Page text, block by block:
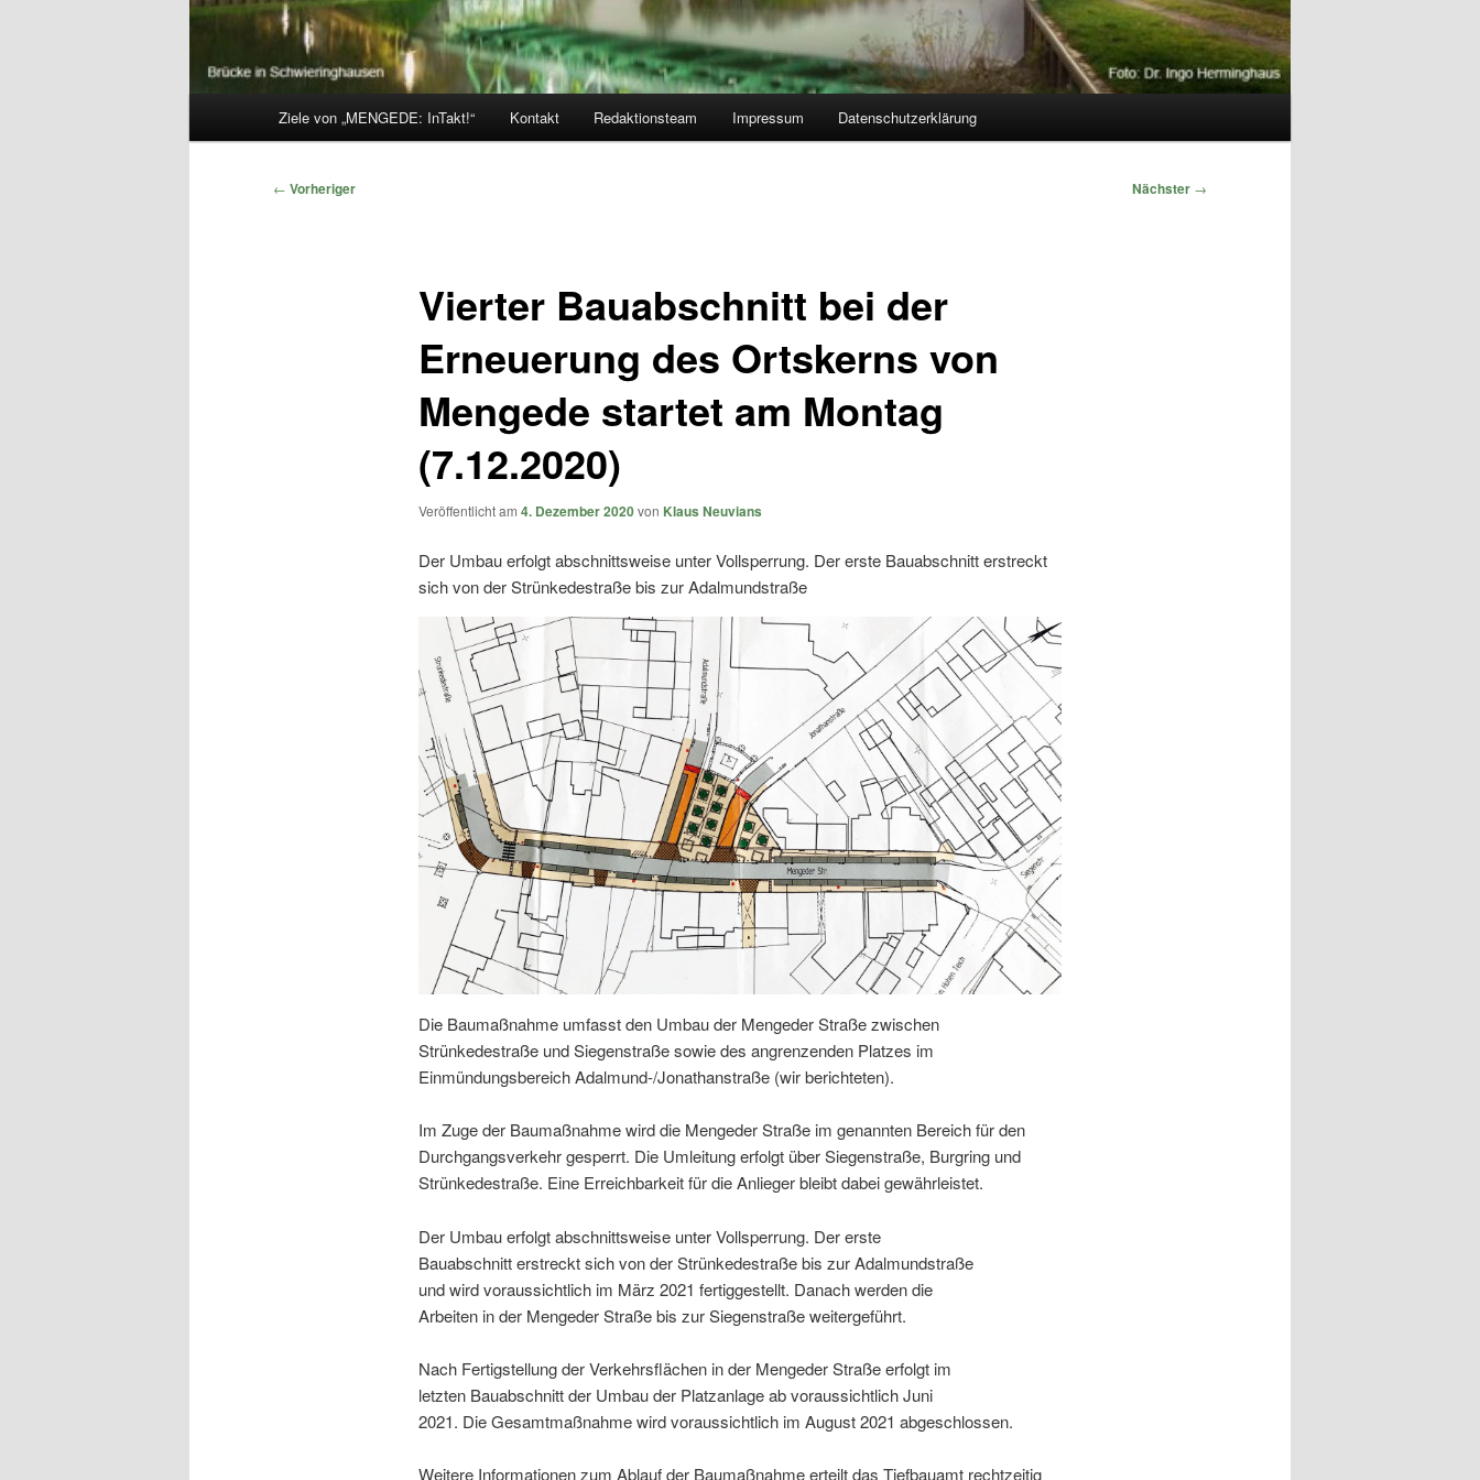
Ziele von „MENGEDE: InTakt!“ Kontakt Redaktionsteam Impressum Datenschutzerklärung
Beitragsnavigation
← Vorheriger Nächster →
Vierter Bauabschnitt bei der
Erneuerung des Ortskerns von
Mengede startet am Montag
(7.12.2020)
Veröffentlicht am 4. Dezember 2020von Klaus Neuvians
Der Umbau erfolgt abschnittsweise unter Vollsperrung. Der erste Bauabschnitt erstreckt
sich von der Strünkedestraße bis zur Adalmundstraße
Die Baumaßnahme umfasst den Umbau der Mengeder Straße zwischen
Strünkedestraße und Siegenstraße sowie des angrenzenden Platzes im
Einmündungsbereich Adalmund-/Jonathanstraße (wir berichteten).
Im Zuge der Baumaßnahme wird die Mengeder Straße im genannten Bereich für den
Durchgangsverkehr gesperrt. Die Umleitung erfolgt über Siegenstraße, Burgring und
Strünkedestraße. Eine Erreichbarkeit für die Anlieger bleibt dabei gewährleistet.
Der Umbau erfolgt abschnittsweise unter Vollsperrung. Der erste
Bauabschnitt erstreckt sich von der Strünkedestraße bis zur Adalmundstraße
und wird voraussichtlich im März 2021 fertiggestellt. Danach werden die
Arbeiten in der Mengeder Straße bis zur Siegenstraße weitergeführt.
Nach Fertigstellung der Verkehrsflächen in der Mengeder Straße erfolgt im
letzten Bauabschnitt der Umbau der Platzanlage ab voraussichtlich Juni
2021. Die Gesamtmaßnahme wird voraussichtlich im August 2021 abgeschlossen.
Weitere Informationen zum Ablauf der Baumaßnahme erteilt das Tiefbauamt rechtzeitig